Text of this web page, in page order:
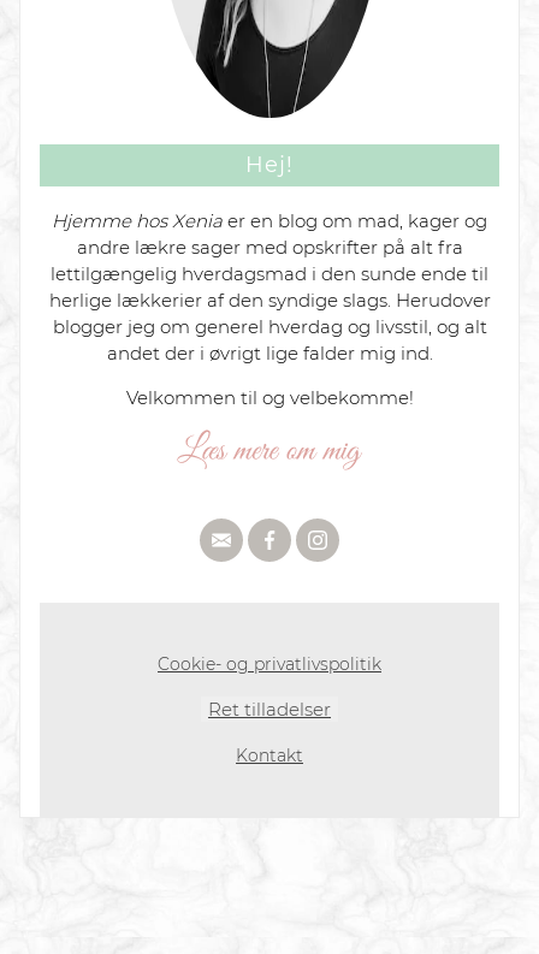
Hej!
Hjemme hos Xenia er en blog om mad, kager og
andre lækre sager med opskrifter på alt fra
lettilgængelig hverdagsmad i den sunde ende til
herlige lækkerier af den syndige slags. Herudover
blogger jeg om generel hverdag og livsstil, og alt
andet der i øvrigt lige falder mig ind.
Velkommen til og velbekomme!
Cookie- og privatlivspolitik
Ret tilladelser
Kontakt